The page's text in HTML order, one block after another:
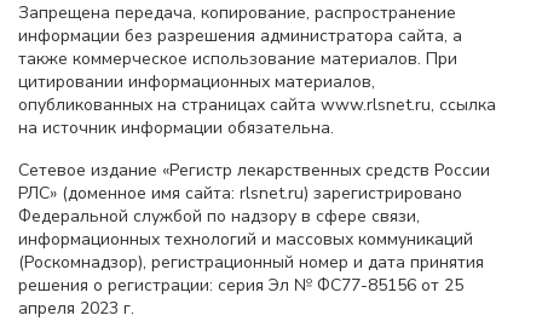
Запрещена передача, копирование, распространение
информации без разрешения администратора сайта, а
также коммерческое использование материалов. При
цитировании информационных материалов,
опубликованных на страницах сайта www.rlsnet.ru, ссылка
на источник информации обязательна.
Сетевое издание «Регистр лекарственных средств России
РЛС» (доменное имя сайта: rlsnet.ru) зарегистрировано
Федеральной службой по надзору в сфере связи,
информационных технологий и массовых коммуникаций
(Роскомнадзор), регистрационный номер и дата принятия
решения о регистрации: серия Эл № ФС77-85156 от 25
апреля 2023 г.